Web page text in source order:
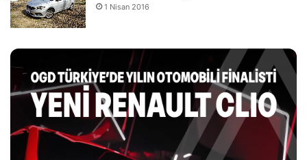
1 Nisan 2016